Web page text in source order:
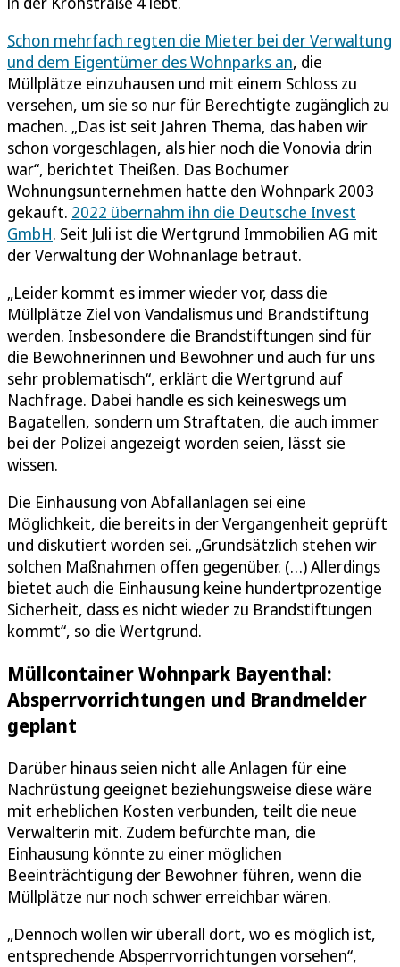
Schon mehrfach regten die Mieter bei der Verwaltung
und dem Eigentümer des Wohnparks an, die
Müllplätze einzuhausen und mit einem Schloss zu
versehen, um sie so nur für Berechtigte zugänglich zu
machen. „Das ist seit Jahren Thema, das haben wir
schon vorgeschlagen, als hier noch die Vonovia drin
war“, berichtet Theißen. Das Bochumer
Wohnungsunternehmen hatte den Wohnpark 2003
gekauft. 2022 übernahm ihn die Deutsche Invest
GmbH. Seit Juli ist die Wertgrund Immobilien AG mit
der Verwaltung der Wohnanlage betraut.
„Leider kommt es immer wieder vor, dass die
Müllplätze Ziel von Vandalismus und Brandstiftung
werden. Insbesondere die Brandstiftungen sind für
die Bewohnerinnen und Bewohner und auch für uns
sehr problematisch“, erklärt die Wertgrund auf
Nachfrage. Dabei handle es sich keineswegs um
Bagatellen, sondern um Straftaten, die auch immer
bei der Polizei angezeigt worden seien, lässt sie
wissen.
Die Einhausung von Abfallanlagen sei eine
Möglichkeit, die bereits in der Vergangenheit geprüft
und diskutiert worden sei. „Grundsätzlich stehen wir
solchen Maßnahmen offen gegenüber. (…) Allerdings
bietet auch die Einhausung keine hundertprozentige
Sicherheit, dass es nicht wieder zu Brandstiftungen
kommt“, so die Wertgrund.
Müllcontainer Wohnpark Bayenthal:
Absperrvorrichtungen und Brandmelder
geplant
Darüber hinaus seien nicht alle Anlagen für eine
Nachrüstung geeignet beziehungsweise diese wäre
mit erheblichen Kosten verbunden, teilt die neue
Verwalterin mit. Zudem befürchte man, die
Einhausung könnte zu einer möglichen
Beeinträchtigung der Bewohner führen, wenn die
Müllplätze nur noch schwer erreichbar wären.
„Dennoch wollen wir überall dort, wo es möglich ist,
entsprechende Absperrvorrichtungen vorsehen“,